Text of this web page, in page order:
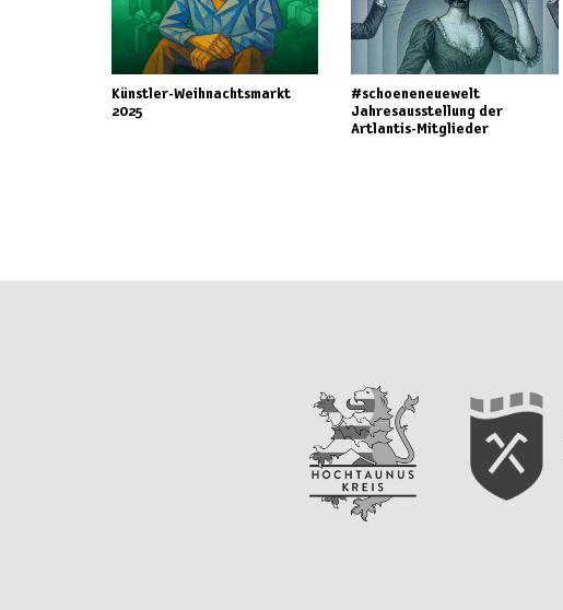
Künstler-Weihnachtsmarkt
2025
#schoeneneuewelt
Jahresausstellung der
Artlantis-Mitglieder